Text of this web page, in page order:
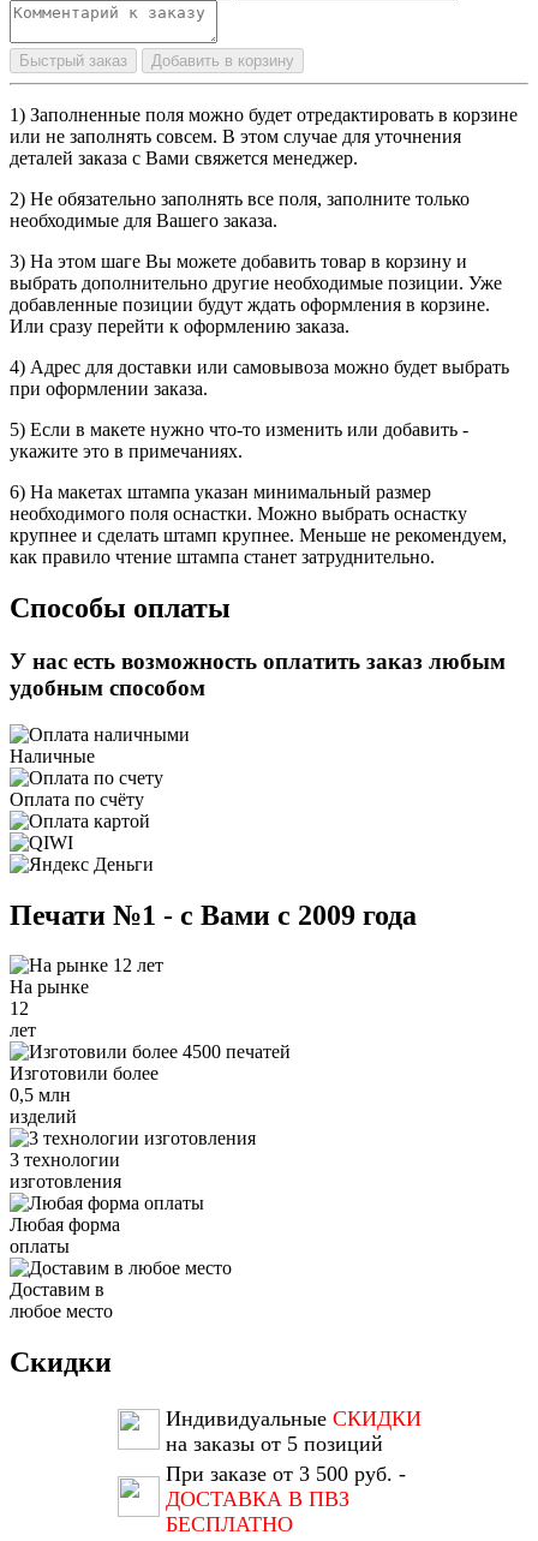
Быстрый заказ Добавить в корзину
1) Заполненные поля можно будет отредактировать в корзине
или не заполнять совсем. В этом случае для уточнения
деталей заказа с Вами свяжется менеджер.
2) Не обязательно заполнять все поля, заполните только
необходимые для Вашего заказа.
3) На этом шаге Вы можете добавить товар в корзину и
выбрать дополнительно другие необходимые позиции. Уже
добавленные позиции будут ждать оформления в корзине.
Или сразу перейти к оформлению заказа.
4) Адрес для доставки или самовывоза можно будет выбрать
при оформлении заказа.
5) Если в макете нужно что-то изменить или добавить -
укажите это в примечаниях.
6) На макетах штампа указан минимальный размер
необходимого поля оснастки. Можно выбрать оснастку
крупнее и сделать штамп крупнее. Меньше не рекомендуем,
как правило чтение штампа станет затруднительно.
Способы оплаты
У нас есть возможность оплатить заказ любым
удобным способом
Наличные
Оплата по счёту
Печати №1 - с Вами с 2009 года
На рынке
12
лет
Изготовили более
0,5 млн
изделий
3 технологии
изготовления
Любая форма
оплаты
Доставим в
любое место
Скидки
Индивидуальные СКИДКИ
на заказы от 5 позиций
При заказе от 3 500 руб. -
ДОСТАВКА В ПВЗ
БЕСПЛАТНО